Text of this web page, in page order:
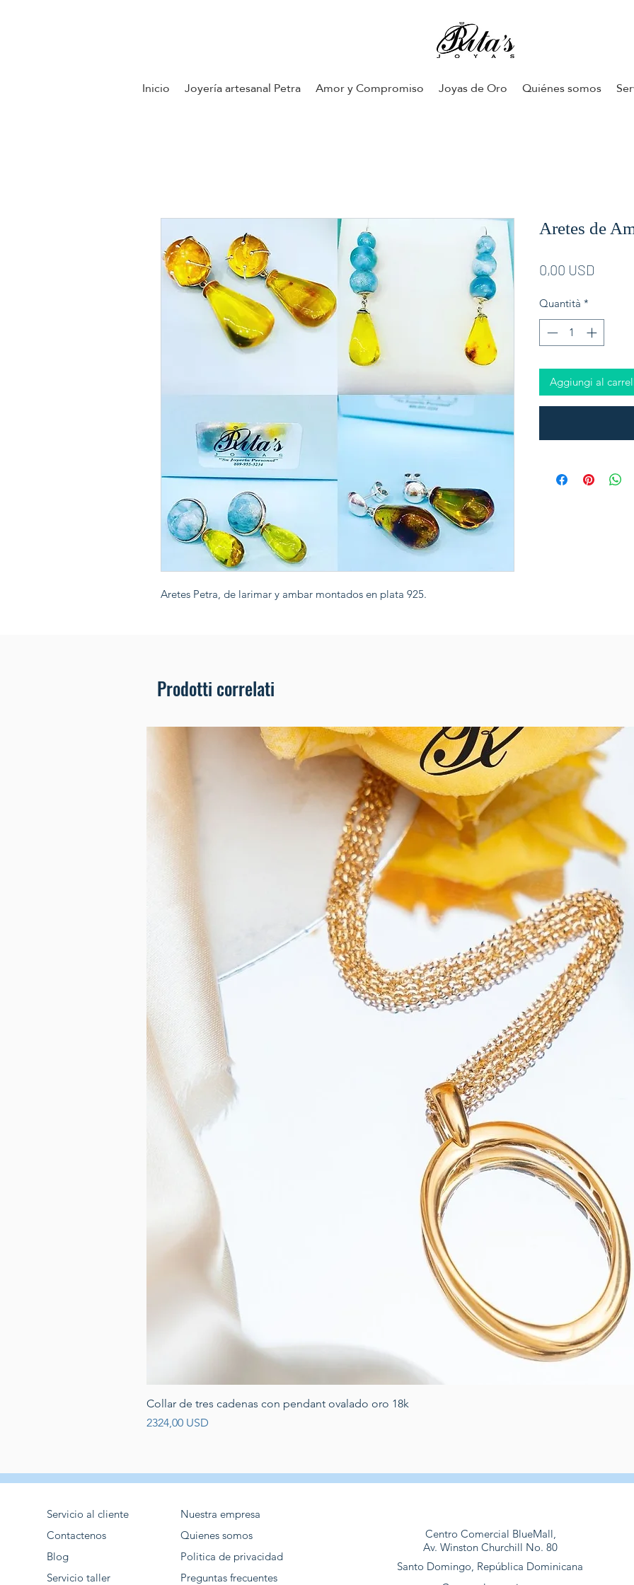
Inicio Joyería artesanal Petra Amor y Compromiso Joyas de Oro Quiénes somos
Aretes Petra, de larimar y ambar montados en plata 925.
Aretes de
0,00 USD
Quantità *
Aggiungi al
Prodotti correlati
Collar de tres cadenas con pendant ovalado oro 18k
Prezzo
2324,00 USD
Servicio al cliente
Contactenos
Blog
Servicio taller
Nuestra empresa
Quienes somos
Politica de privacidad
Preguntas frecuentes
Centro Comercial BlueMall,
Av. Winston Churchill No. 80
Santo Domingo, República Dominicana